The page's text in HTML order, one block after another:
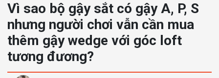
Vì sao bộ gậy sắt có gậy A, P, S
nhưng người chơi vẫn cần mua
thêm gậy wedge với góc loft
tương đương?